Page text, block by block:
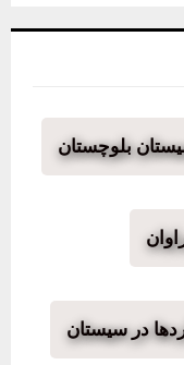
بلوچستان
در سیستان